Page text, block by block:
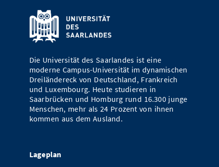
Die Universität des Saarlandes ist eine
moderne Campus-Universität im dynamischen
Dreiländereck von Deutschland, Frankreich
und Luxembourg. Heute studieren in
Saarbrücken und Homburg rund 16.300 junge
Menschen, mehr als 24 Prozent von ihnen
kommen aus dem Ausland.
Lageplan